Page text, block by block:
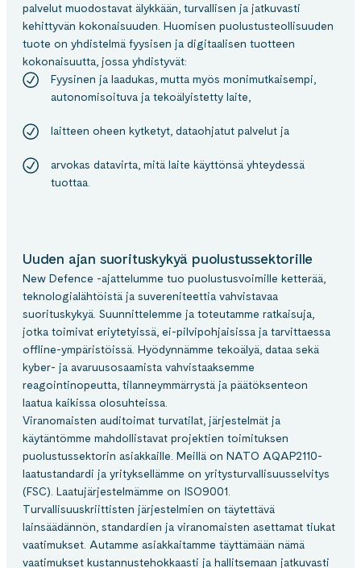
palvelut muodostavat älykkään, turvallisen ja jatkuvasti
kehittyvän kokonaisuuden. Huomisen puolustusteollisuuden
tuote on yhdistelmä fyysisen ja digitaalisen tuotteen
kokonaisuutta, jossa yhdistyvät:
Fyysinen ja laadukas, mutta myös monimutkaisempi,
autonomisoituva ja tekoälyistetty laite,​
laitteen oheen kytketyt, dataohjatut palvelut ja​
arvokas datavirta, mitä laite käyttönsä yhteydessä
tuottaa.​
Uuden ajan suorituskykyä puolustussektorille
New Defence -ajattelumme tuo puolustusvoimille ketterää,
teknologialähtöistä ja suvereniteettia vahvistavaa
suorituskykyä. Suunnittelemme ja toteutamme ratkaisuja,
jotka toimivat eriytetyissä, ei-pilvipohjaisissa ja tarvittaessa
offline-ympäristöissä. Hyödynnämme tekoälyä, dataa sekä
kyber- ja avaruusosaamista vahvistaaksemme
reagointinopeutta, tilanneymmärrystä ja päätöksenteon
laatua kaikissa olosuhteissa.
Viranomaisten auditoimat turvatilat, järjestelmät ja
käytäntömme mahdollistavat projektien toimituksen
puolustussektorin asiakkaille. Meillä on NATO AQAP2110-
laatustandardi ja yrityksellämme on yritysturvallisuusselvitys
(FSC). Laatujärjestelmämme on ISO9001.
Turvallisuuskriittisten järjestelmien on täytettävä
lainsäädännön, standardien ja viranomaisten asettamat tiukat
vaatimukset. Autamme asiakkaitamme täyttämään nämä
vaatimukset kustannustehokkaasti ja hallitsemaan jatkuvasti